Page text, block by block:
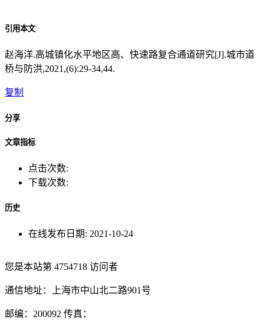
引用本文
赵海洋.高城镇化水平地区高、快速路复合通道研究[J].城市道
桥与防洪,2021,(6):29-34,44.
复制
分享
文章指标
点击次数:
下载次数:
历史
在线发布日期: 2021-10-24
您是本站第 4754718 访问者
通信地址：上海市中山北二路901号
邮编：200092 传真：